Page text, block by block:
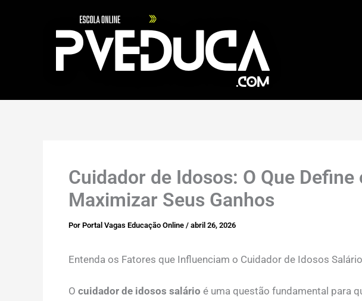
Cuidador de Idosos: O Que
Maximizar Seus Ganhos
Por Portal Vagas Educação Online / abril 26, 2026
Entenda os Fatores que Influenciam o Cuidador de Idosos Salário
O cuidador de idosos salário é uma questão fundamental para